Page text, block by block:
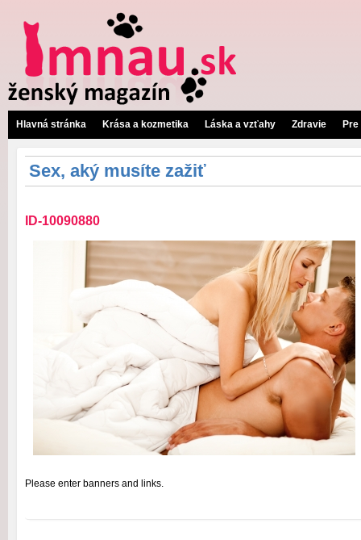
Hlavná stránka Krása a kozmetika Láska a vzťahy Zdravie
Sex, aký musíte zažiť
ID-10090880
Please enter banners and links.